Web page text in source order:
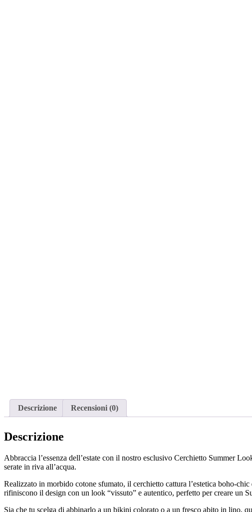
Descrizione Recensioni (0)
Descrizione
Abbraccia l’essenza dell’estate con il nostro esclusivo Cerchietto Summer
serate in riva all’acqua.
Realizzato in morbido cotone sfumato, il cerchietto cattura l’estetica boho-
rifiniscono il design con un look “vissuto” e autentico, perfetto per creare un
Sia che tu scelga di abbinarlo a un bikini colorato o a un fresco abito in lino,